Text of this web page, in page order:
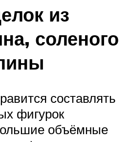
из
соленого
составлять
фигурок
объёмные